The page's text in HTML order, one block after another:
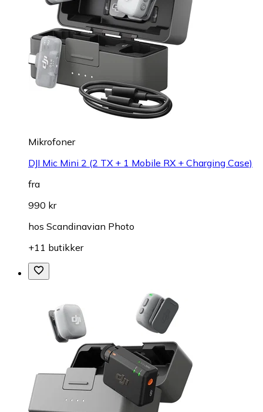
Mikrofoner
DJI Mic Mini 2 (2 TX + 1 Mobile RX + Charging Case)
fra
990 kr
hos Scandinavian Photo
+11 butikker